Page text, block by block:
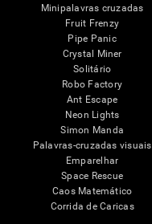
Minipalavras cruzadas
Fruit Frenzy
Pipe Panic
Crystal Miner
Solitário
Robo Factory
Ant Escape
Neon Lights
Simon Manda
Palavras-cruzadas visuais
Emparelhar
Space Rescue
Caos Matemático
Corrida de Caricas